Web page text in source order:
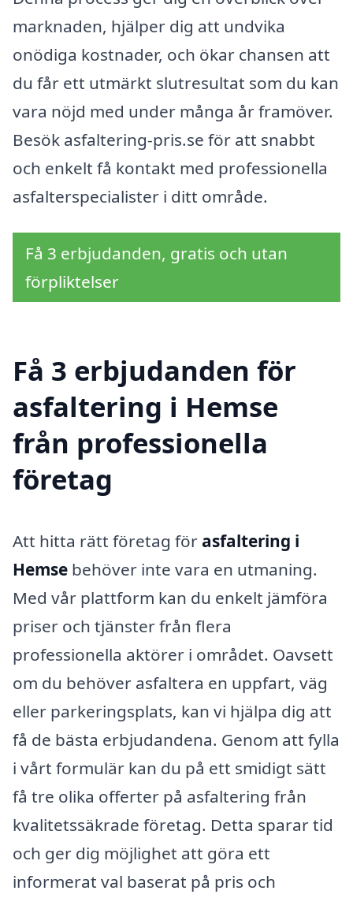
marknaden, hjälper dig att undvika
onödiga kostnader, och ökar chansen att
du får ett utmärkt slutresultat som du kan
vara nöjd med under många år framöver.
Besök asfaltering-pris.se för att snabbt
och enkelt få kontakt med professionella
asfalterspecialister i ditt område.
Få 3 erbjudanden, gratis och utan
förpliktelser
Få 3 erbjudanden för
asfaltering i Hemse
från professionella
företag
Att hitta rätt företag för asfaltering i
Hemse behöver inte vara en utmaning.
Med vår plattform kan du enkelt jämföra
priser och tjänster från flera
professionella aktörer i området. Oavsett
om du behöver asfaltera en uppfart, väg
eller parkeringsplats, kan vi hjälpa dig att
få de bästa erbjudandena. Genom att fylla
i vårt formulär kan du på ett smidigt sätt
få tre olika offerter på asfaltering från
kvalitetssäkrade företag. Detta sparar tid
och ger dig möjlighet att göra ett
informerat val baserat på pris och